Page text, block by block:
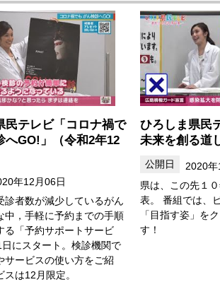
民テレビ「コロナ禍で
へGO!」（令和2年12
年12月06日
診者数が減少しているがん
中，手軽に予約までの手順
る「予約サポートサービ
にスタート。検診機関で
サービスの使い方をご紹
は12月限定。
ひろしま県民
未来を創る道
2020年
県は、この先１
表。 番組では、
「目指す姿」を
す！